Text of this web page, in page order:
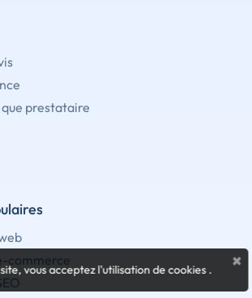
prestataire
commerce
×
vous acceptez l'utilisation de cookies.